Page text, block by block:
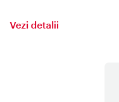
Vezi detalii